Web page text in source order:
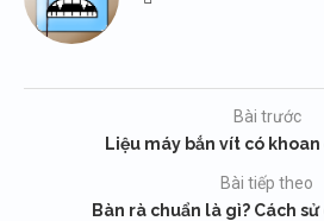
Bài trước
Liệu máy bắn vít có
Bài tiếp theo
Bàn rà chuẩn là gì? Cách